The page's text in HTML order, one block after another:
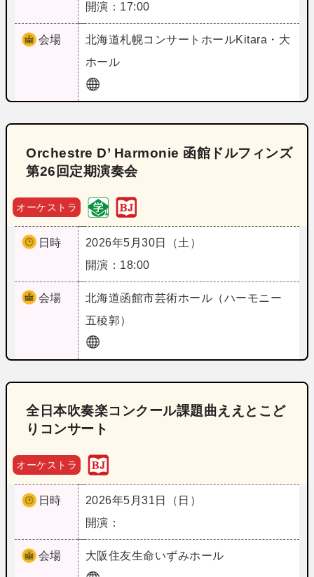
開演：17:00
会場 北海道札幌コンサートホールKitara・大
ホール
Orchestre D’ Harmonie 函館ドルフィンズ
第26回定期演奏会
オーケストラ
日時
2026年5月30日（土）
開演：18:00
会場 北海道函館市芸術ホール（ハーモニー
五稜郭）
全日本吹奏楽コンクール課題曲ええとこど
りコンサート
オーケストラ
日時
2026年5月31日（日）
開演：
会場 大阪住友生命いずみホール